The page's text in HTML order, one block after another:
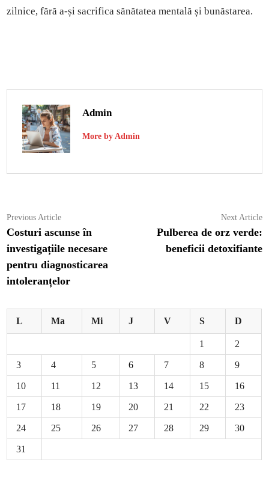
zilnice, fără a-și sacrifica sănătatea mentală și bunăstarea.
Admin
More by Admin
Navigare
în
articole
Previous ArticlePrevious
article:
Costuri ascunse în
investigațiile necesare
pentru diagnosticarea
intoleranțelor
Next Article
Pulberea de orz verde:
beneficii detoxifiante
L Ma Mi J V S D
1 2
3 4 5 6 7 8 9
10 11 12 13 14 15 16
17 18 19 20 21 22 23
24 25 26 27 28 29 30
31